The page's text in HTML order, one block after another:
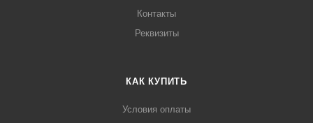
Контакты
Реквизиты
КАК КУПИТЬ
Условия оплаты